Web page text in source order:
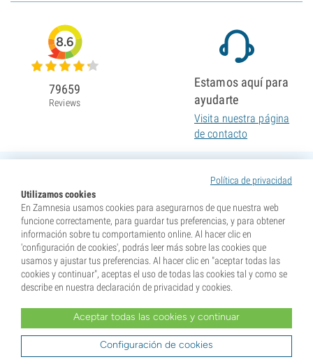
Política de privacidad
Utilizamos cookies
En Zamnesia usamos cookies para asegurarnos de que nuestra web
funcione correctamente, para guardar tus preferencias, y para obtener
información sobre tu comportamiento online. Al hacer clic en
'configuración de cookies', podrás leer más sobre las cookies que
usamos y ajustar tus preferencias. Al hacer clic en "aceptar todas las
cookies y continuar", aceptas el uso de todas las cookies tal y como se
describe en nuestra declaración de privacidad y cookies.
Aceptar todas las cookies y continuar
Configuración de cookies
8.6
79659
Reviews
Estamos aquí para
ayudarte
Visita nuestra página
de contacto
* Nuestras semillas se venden como suvenires. La germinación de semillas es ilegal en muchos
tu lugar de residencia y que conoces las normativas locales. También eximes de toda responsabilidad a
Zamnesia si actúas al margen de ellas.